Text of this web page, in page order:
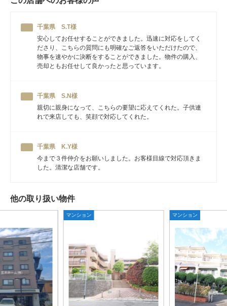
千葉県 S.T様
安心してお任せすることができました。迅速に対応をしてく
ださり、こちらの質問にも明確なご返答をいただけたので、
物事を速やかに決断をすることができました。物件の購入、
売却ともお任せして良かったと思っています。
千葉県 S.N様
親切に親身になって、こちらの要望に応えてくれた。子供連
れで来店しても、笑顔で対応してくれた。
千葉県 K.Y様
今まで３件仲介をお願いしました。お客様目線で対応頂きま
した。清潔な店舗です。
他の取り扱い物件
マンション マンション